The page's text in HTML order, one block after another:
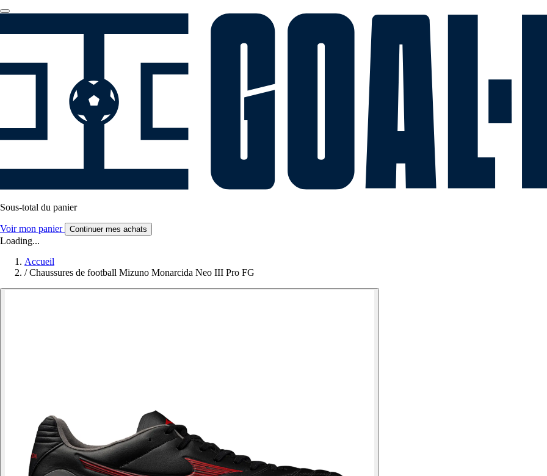
Sous-total du panier
Voir mon panier Continuer mes achats
Loading...
Accueil
/ Chaussures de football Mizuno Monarcida Neo III Pro FG